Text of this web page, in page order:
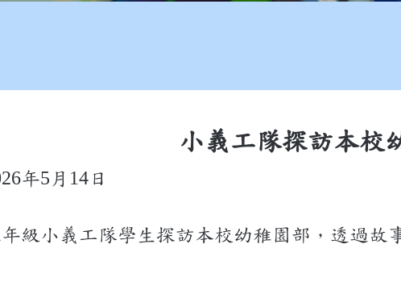
小義工隊探訪本校
年5 月 14 日
級小義工隊學生探訪本校幼稚園部，透過故